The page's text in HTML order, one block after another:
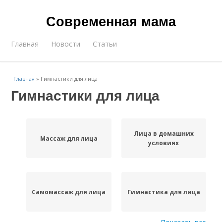
Современная мама
Главная Новости Статьи
Главная » Гимнастики для лица
Гимнастики для лица
Массаж для лица
Лица в домашних
условиях
Самомассаж для лица Гимнастика для лица